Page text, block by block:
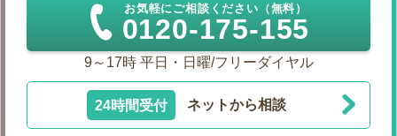
お気軽にご相談ください（無料）
0120-175-155
9～17時 平日・日曜/フリーダイヤル
24時間受付 ネットから相談